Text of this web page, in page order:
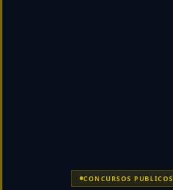
CONCURSOS PUBLICOS